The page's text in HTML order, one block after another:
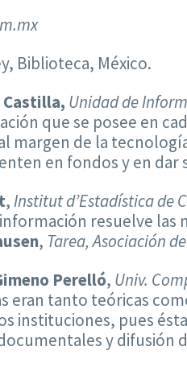
Biblioteca, México.
Castilla, Unidad de
que se posee en
margen de la
en fondos y en dar
,Institut d’Estadística de
resuelve
, Tarea, Asociación
Perelló, Univ.
eran tanto teóricas
instituciones, pues
y